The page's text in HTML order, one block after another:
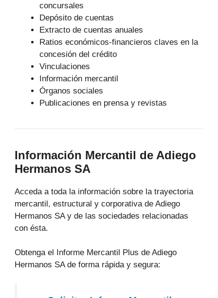
concursales
Depósito de cuentas
Extracto de cuentas anuales
Ratios económicos-financieros claves en la
concesión del crédito
Vinculaciones
Información mercantil
Órganos sociales
Publicaciones en prensa y revistas
Información Mercantil de Adiego
Hermanos SA
Acceda a toda la información sobre la trayectoria
mercantil, estructural y corporativa de Adiego
Hermanos SA y de las sociedades relacionadas
con ésta.
Obtenga el Informe Mercantil Plus de Adiego
Hermanos SA de forma rápida y segura: